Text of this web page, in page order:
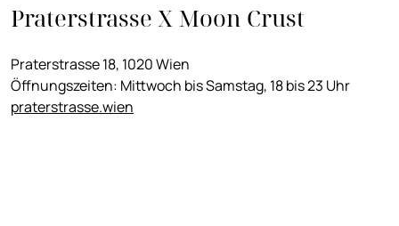
Praterstrasse X Moon Crust
Praterstrasse 18, 1020 Wien
Öffnungszeiten: Mittwoch bis Samstag, 18 bis 23 Uhr
praterstrasse.wien